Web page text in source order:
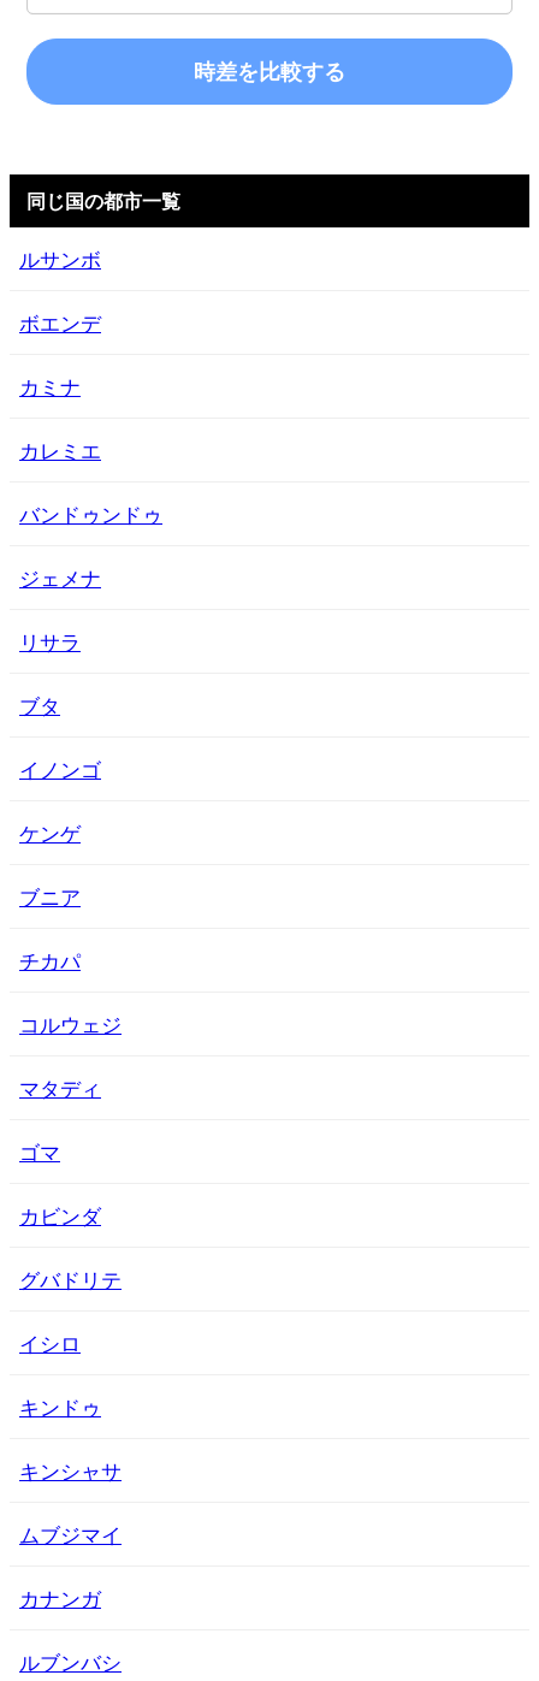
時差を比較する
同じ国の都市一覧
ルサンボ
ボエンデ
カミナ
カレミエ
バンドゥンドゥ
ジェメナ
リサラ
ブタ
イノンゴ
ケンゲ
ブニア
チカパ
コルウェジ
マタディ
ゴマ
カビンダ
グバドリテ
イシロ
キンドゥ
キンシャサ
ムブジマイ
カナンガ
ルブンバシ